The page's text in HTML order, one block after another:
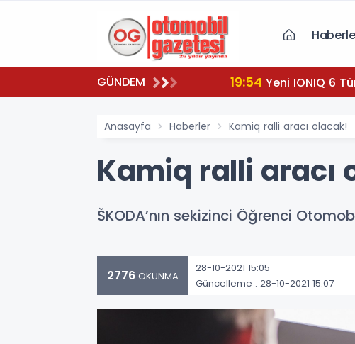
GÜNDEM 19:54 Yeni IONIQ 6
Anasayfa Haberler Kamiq ralli aracı olacak!
Kamiq ralli aracı
ŠKODA’nın sekizinci Öğrenci
2776 OKUNMA
28-10-2021 15:05
Güncelleme : 28-10-2021 15:07